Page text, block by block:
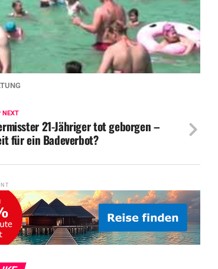
NEXT
21-Jähriger tot geborgen –
für ein Badeverbot?